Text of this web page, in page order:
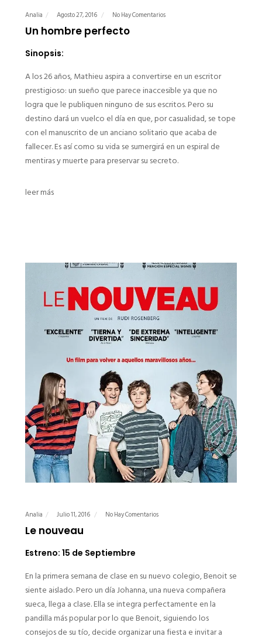
Analia Agosto 27, 2016 No Hay Comentarios
Un hombre perfecto
Sinopsis:
A los 26 años, Mathieu aspira a convertirse en un escritor
prestigioso: un sueño que parece inaccesible ya que no
logra que le publiquen ninguno de sus escritos. Pero su
destino dará un vuelco el día en que, por casualidad, se tope
con el manuscrito de un anciano solitario que acaba de
fallecer. Es así como su vida se sumergirá en un espiral de
mentiras y muerte para preservar su secreto.
leer más
Analia Julio 11, 2016 No Hay Comentarios
Le nouveau
Estreno: 15 de Septiembre
En la primera semana de clase en su nuevo colegio, Benoit se
siente aislado. Pero un día Johanna, una nueva compañera
sueca, llega a clase. Ella se integra perfectamente en la
pandilla más popular por lo que Benoit, siguiendo los
consejos de su tío, decide organizar una fiesta e invitar a